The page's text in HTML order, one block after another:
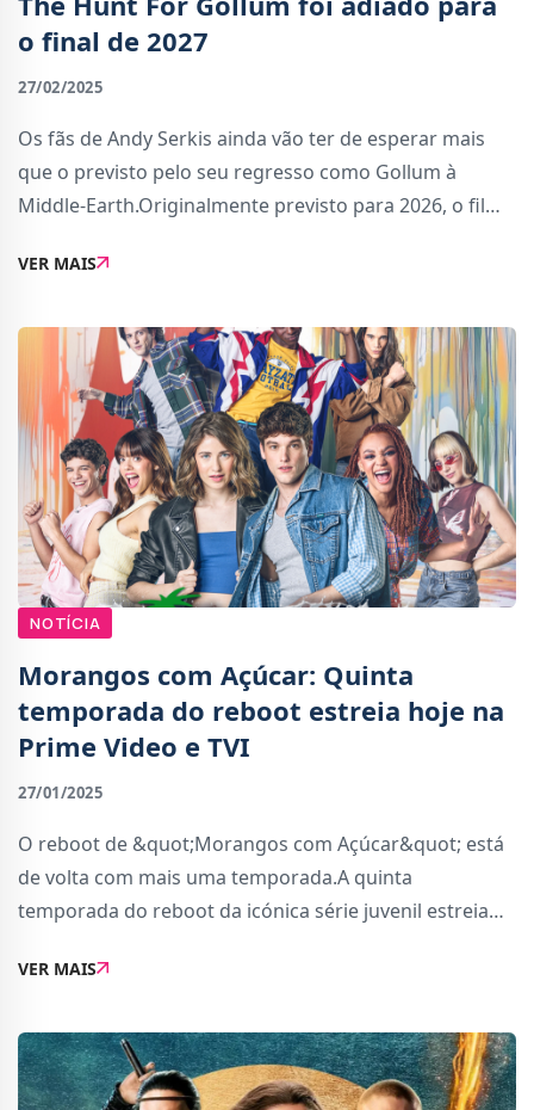
o final de 2027
27/02/2025
Os fãs de Andy Serkis ainda vão ter de esperar mais
que o previsto pelo seu regresso como Gollum à
Middle-Earth.Originalmente previsto para 2026, o filme
adiado devido ao projeto ainda se encontrar nu
VER MAIS
NOTÍCIA
Morangos com Açúcar: Quinta
temporada do reboot estreia hoje na
Prime Video e TVI
27/01/2025
O reboot de &quot;Morangos com Açúcar&quot; está
de volta com mais uma temporada.A quinta
temporada do reboot da icónica série juvenil estreia
continuidade à nova fase desta produção que marcou
VER MAIS